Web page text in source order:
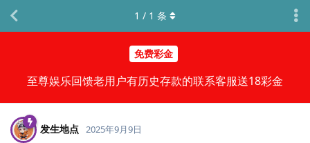
免费彩金
至尊娱乐回馈老用户有历史存款的联系客服送18彩金
1 / 1 条
发生地点 2025年9月9日